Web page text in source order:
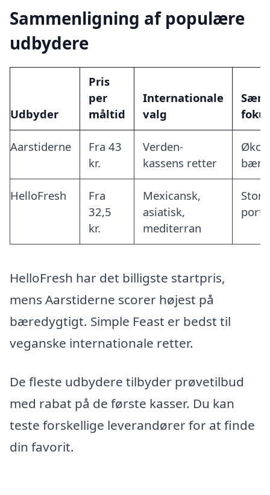
Sammenligning af populære
udbydere
Udbyder
Pris
per
måltid
Internationale
valg
Aarstiderne
Fra 43
kr.
Verden-
kassens retter
HelloFresh
Fra
32,5
kr.
Mexicansk,
asiatisk,
mediterran
Store
HelloFresh har det billigste startpris,
mens Aarstiderne scorer højest på
bæredygtigt. Simple Feast er bedst til
veganske internationale retter.
De fleste udbydere tilbyder prøvetilbud
med rabat på de første kasser. Du kan
teste forskellige leverandører for at finde
din favorit.